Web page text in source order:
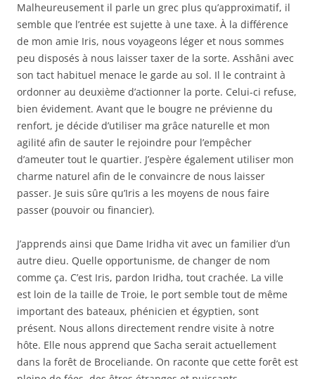
Malheureusement il parle un grec plus qu’approximatif, il
semble que l’entrée est sujette à une taxe. À la différence
de mon amie Iris, nous voyageons léger et nous sommes
peu disposés à nous laisser taxer de la sorte. Asshâni avec
son tact habituel menace le garde au sol. Il le contraint à
ordonner au deuxième d’actionner la porte. Celui-ci refuse,
bien évidement. Avant que le bougre ne prévienne du
renfort, je décide d’utiliser ma grâce naturelle et mon
agilité afin de sauter le rejoindre pour l’empêcher
d’ameuter tout le quartier. J’espère également utiliser mon
charme naturel afin de le convaincre de nous laisser
passer. Je suis sûre qu’Iris a les moyens de nous faire
passer (pouvoir ou financier).
J’apprends ainsi que Dame Iridha vit avec un familier d’un
autre dieu. Quelle opportunisme, de changer de nom
comme ça. C’est Iris, pardon Iridha, tout crachée. La ville
est loin de la taille de Troie, le port semble tout de même
important des bateaux, phénicien et égyptien, sont
présent. Nous allons directement rendre visite à notre
hôte. Elle nous apprend que Sacha serait actuellement
dans la forêt de Broceliande. On raconte que cette forêt est